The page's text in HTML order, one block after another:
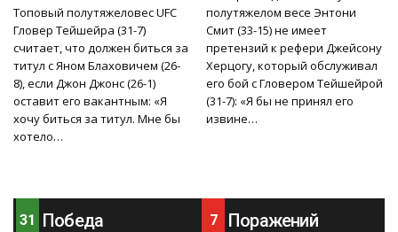
Топовый полутяжеловес UFC
Гловер Тейшейра (31-7)
считает, что должен биться за
титул с Яном Блаховичем (26-
8), если Джон Джонс (26-1)
оставит его вакантным: «Я
хочу биться за титул. Мне бы
хотело…
полутяжелом весе Энтони
Смит (33-15) не имеет
претензий к рефери Джейсону
Херцогу, который обслуживал
его бой с Гловером Тейшейрой
(31-7): «Я бы не принял его
извине…
31 Победа 7 Поражений